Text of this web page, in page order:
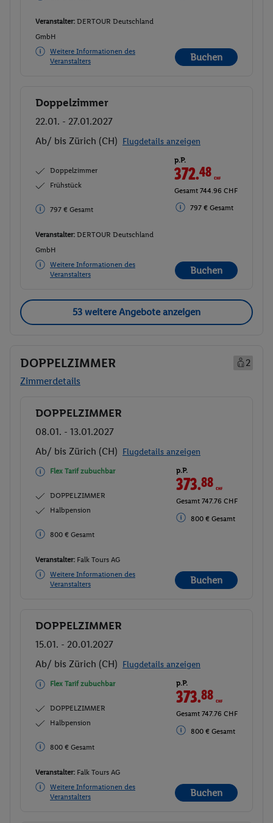
Veranstalter: DERTOUR Deutschland
GmbH
Weitere Informationen des
Veranstalters
Buchen
Buchen
Doppelzimmer
22.01. - 27.01.2027
Ab/ bis Zürich (CH) Flugdetails anzeigen
Doppelzimmer
Frühstück
797 € Gesamt
p.P.
372.48CHF
Gesamt 744.96 CHF
797 € Gesamt
Veranstalter: DERTOUR Deutschland
GmbH
Weitere Informationen des
Veranstalters
Buchen
53 weitere Angebote anzeigen
DOPPELZIMMER
2
Zimmerdetails
Buchen
DOPPELZIMMER
08.01. - 13.01.2027
Ab/ bis Zürich (CH) Flugdetails anzeigen
Flex Tarif zubuchbar
DOPPELZIMMER
Halbpension
800 € Gesamt
p.P.
373.88CHF
Gesamt 747.76 CHF
800 € Gesamt
Veranstalter: Falk Tours AG
Weitere Informationen des
Veranstalters
Buchen
Buchen
DOPPELZIMMER
15.01. - 20.01.2027
Ab/ bis Zürich (CH) Flugdetails anzeigen
Flex Tarif zubuchbar
DOPPELZIMMER
Halbpension
800 € Gesamt
p.P.
373.88CHF
Gesamt 747.76 CHF
800 € Gesamt
Veranstalter: Falk Tours AG
Weitere Informationen des
Veranstalters
Buchen